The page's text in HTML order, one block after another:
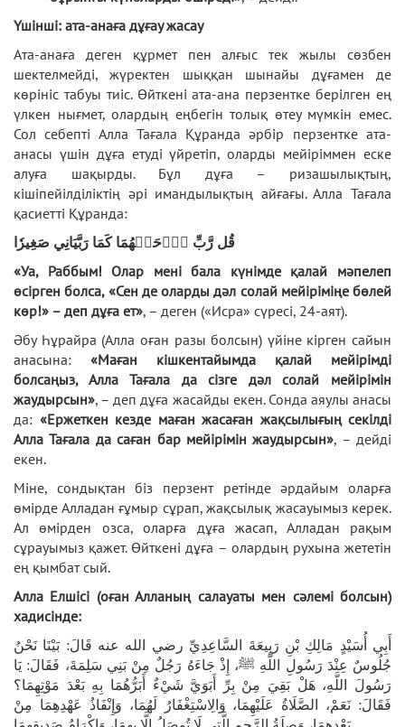
Үшінші: ата-анаға дұғау жасау
Ата-анаға деген құрмет пен алғыс тек жылы сөзбен
шектелмейді, жүректен шыққан шынайы дұғамен де
көрініс табуы тиіс. Өйткені ата-ана перзентке берілген ең
үлкен нығмет, олардың еңбегін толық өтеу мүмкін емес.
Сол себепті Алла Тағала Құранда әрбір перзентке ата-
анасы үшін дұға етуді үйретіп, оларды мейіріммен еске
алуға шақырды. Бұл дұға – ризашылықтың,
кішіпейілділіктің әрі имандылықтың айғағы. Алла Тағала
қасиетті Құранда:
قُل رَّبِّ ٱرۡحَمۡهُمَا كَمَا رَبَّيَانِي صَغِيرٗا
«Уа, Раббым! Олар мені бала күнімде қалай мәпелеп
өсірген болса, «Сен де оларды дәл солай мейіріміңе бөлей
көр!» – деп дұға ет», – деген («Исра» сүресі, 24-аят).
Әбу Һұрайра (Алла оған разы болсын) үйіне кірген сайын
анасына: «Маған кішкентайымда қалай мейірімді
болсаңыз, Алла Тағала да сізге дәл солай мейірімін
жаудырсын», – деп дұға жасайды екен. Сонда аяулы анасы
да: «Ержеткен кезде маған жасаған жақсылығың секілді
Алла Тағала да саған бар мейірімін жаудырсын», – дейді
екен.
Міне, сондықтан біз перзент ретінде әрдайым оларға
өмірде Алладан ғұмыр сұрап, жақсылық жасауымыз керек.
Ал өмірден озса, оларға дұға жасап, Алладан рақым
сұрауымыз қажет. Өйткені дұға – олардың рухына жететін
ең қымбат сый.
Алла Елшісі (оған Алланың салауаты мен сәлемі болсын)
хадисінде:
أَبِي أُسَيْدٍ مَالِكِ بْنِ رَبِيعَةَ السَّاعِدِيِّ رضي الله عنه قَالَ: بَيْنَا نَحْنُ
جُلُوسٌ عِنْدَ رَسُولِ اللَّهِ ﷺ، إِذْ جَاءَهُ رَجُلٌ مِنْ بَنِي سَلِمَةَ، فَقَالَ: يَا
رَسُولَ اللَّهِ، هَلْ بَقِيَ مِنْ بِرِّ أَبَوَيَّ شَيْءٌ أَبَرُّهُمَا بِهِ بَعْدَ مَوْتِهِمَا؟
فَقَالَ: نَعَمْ، الصَّلَاةُ عَلَيْهِمَا، وَالِاسْتِغْفَارُ لَهُمَا، وَإِنْفَاذُ عَهْدِهِمَا مِنْ